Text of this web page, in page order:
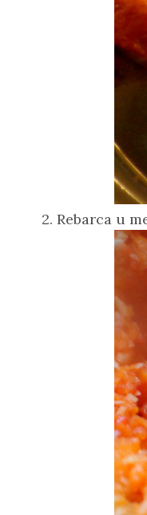
2. Rebarca u